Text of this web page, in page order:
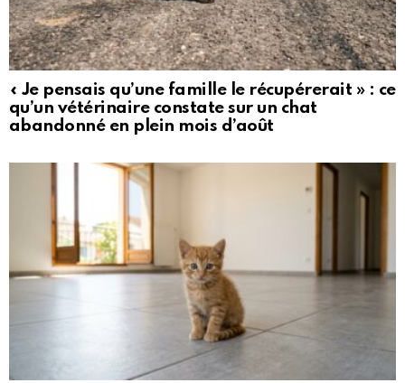
« Je pensais qu’une famille le récupérerait » : ce
qu’un vétérinaire constate sur un chat
abandonné en plein mois d’août